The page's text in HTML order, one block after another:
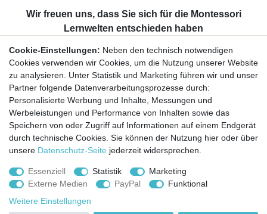
Bestellung widerrufen
Datenschutzerklärung
AGB
Impressum
Aktuelles rund um Montessori-Materialien und
Montessori-Pädagogik.
Kostenfreie wöchentliche Infos
Hiermit bestätige ich, dass ich dieDaten­schutz­erklärunggelesen habe. Sie
Abonnieren
Cookie-Einstellungen: Neben den technisch notwendigen
Cookies verwenden wir Cookies, um die Nutzung unserer Website
zu analysieren. Unter Statistik und Marketing führen wir und unser
Partner folgende Datenverarbeitungsprozesse durch:
Personalisierte Werbung und Inhalte, Messungen und
Werbeleistungen und Performance von Inhalten sowie das
Speichern von oder Zugriff auf Informationen auf einem Endgerät
durch technische Cookies. Sie können der Nutzung hier oder über
unsere Datenschutz-Seite jederzeit widersprechen.
Essenziell Statistik
Marketing
Externe Medien
PayPal
Funktional
Weitere Einstellungen